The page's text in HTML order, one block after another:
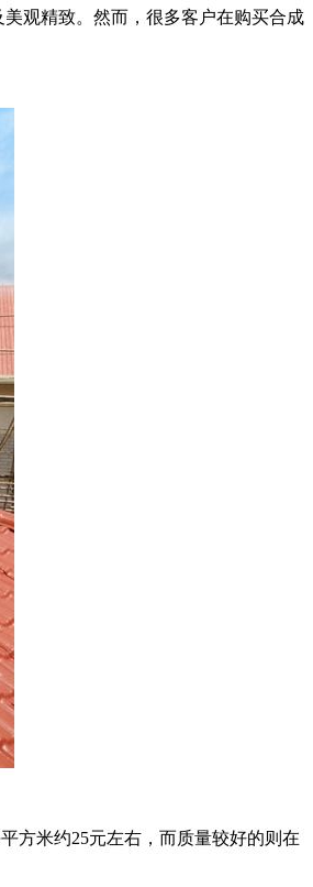
观精致。然而，很多客户在购买合成
方米约25元左右，而质量较好的则在